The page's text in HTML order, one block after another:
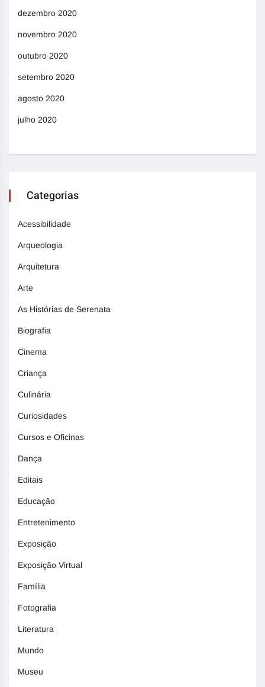
dezembro 2020
novembro 2020
outubro 2020
setembro 2020
agosto 2020
julho 2020
Categorias
Acessibilidade
Arqueologia
Arquitetura
Arte
As Histórias de Serenata
Biografia
Cinema
Criança
Culinária
Curiosidades
Cursos e Oficinas
Dança
Editais
Educação
Entretenimento
Exposição
Exposição Virtual
Família
Fotografia
Literatura
Mundo
Museu